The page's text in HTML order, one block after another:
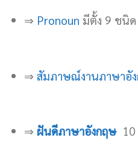
⇒ Pronoun มีตั้ง 9 ชนิด
⇒ สัมภาษณ์งานภาษาอั
⇒ ฝันดีภาษาอังกฤษ